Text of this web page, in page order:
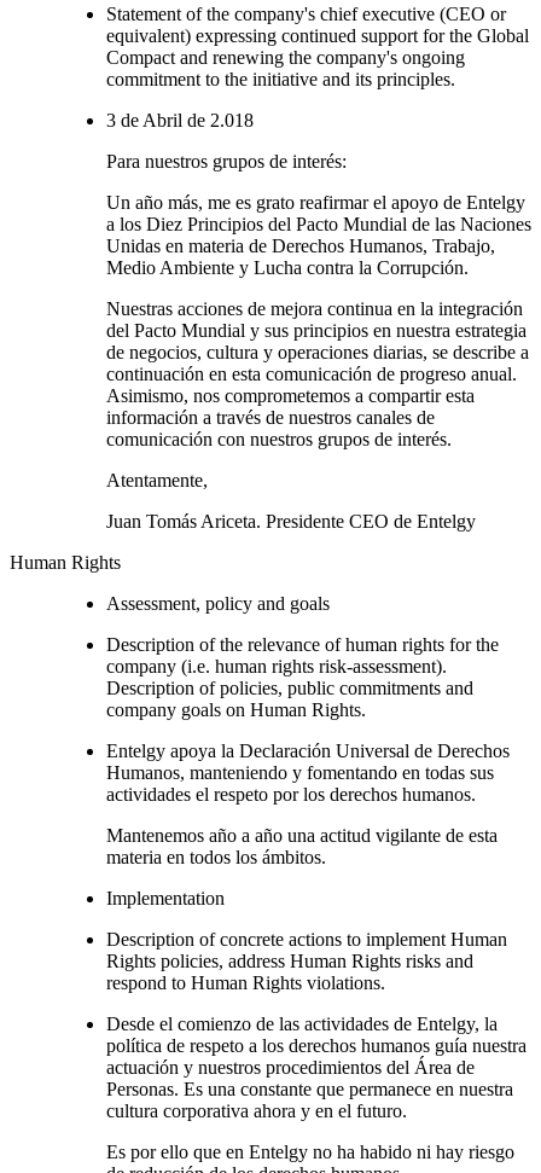
Statement of the company's chief executive (CEO or
equivalent) expressing continued support for the Global
Compact and renewing the company's ongoing
commitment to the initiative and its principles.
3 de Abril de 2.018
Para nuestros grupos de interés:
Un año más, me es grato reafirmar el apoyo de Entelgy
a los Diez Principios del Pacto Mundial de las Naciones
Unidas en materia de Derechos Humanos, Trabajo,
Medio Ambiente y Lucha contra la Corrupción.
Nuestras acciones de mejora continua en la integración
del Pacto Mundial y sus principios en nuestra estrategia
de negocios, cultura y operaciones diarias, se describe a
continuación en esta comunicación de progreso anual.
Asimismo, nos comprometemos a compartir esta
información a través de nuestros canales de
comunicación con nuestros grupos de interés.
Atentamente,
Juan Tomás Ariceta. Presidente CEO de Entelgy
Human Rights
Assessment, policy and goals
Description of the relevance of human rights for the
company (i.e. human rights risk-assessment).
Description of policies, public commitments and
company goals on Human Rights.
Entelgy apoya la Declaración Universal de Derechos
Humanos, manteniendo y fomentando en todas sus
actividades el respeto por los derechos humanos.
Mantenemos año a año una actitud vigilante de esta
materia en todos los ámbitos.
Implementation
Description of concrete actions to implement Human
Rights policies, address Human Rights risks and
respond to Human Rights violations.
Desde el comienzo de las actividades de Entelgy, la
política de respeto a los derechos humanos guía nuestra
actuación y nuestros procedimientos del Área de
Personas. Es una constante que permanece en nuestra
cultura corporativa ahora y en el futuro.
Es por ello que en Entelgy no ha habido ni hay riesgo